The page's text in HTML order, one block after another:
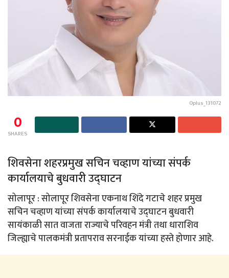
Oplus_131072
0
SHARES
शिवसेना शहरप्रमुख सचिन चव्हाण यांच्या संपर्क
कार्यालयाचे बुधवारी उद्घाटन
सोलापूर : सोलापूर शिवसेना एकनाथ शिंदे गटाचे शहर प्रमुख
सचिन चव्हाण यांच्या संपर्क कार्यालयाचे उद्घाटन बुधवारी
सायंकाळी सात वाजता राज्याचे परिवहन मंत्री तथा धाराशिव
जिल्ह्याचे पालकमंत्री प्रतापराव सरनाईक यांच्या हस्ते होणार आहे.